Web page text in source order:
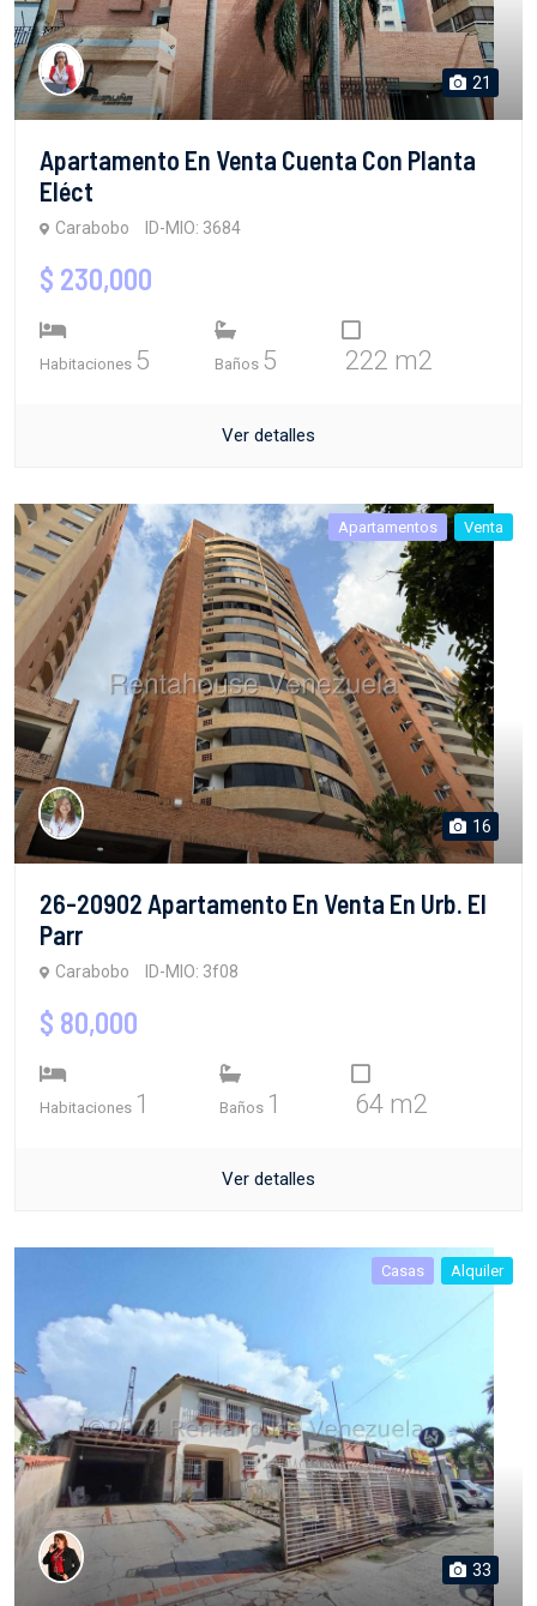
21
Apartamento En Venta Cuenta Con Planta
Eléct
Carabobo ID-MIO: 3684
$ 230,000
Habitaciones 5 Baños 5 222 m2
Ver detalles
Apartamentos Venta
16
26-20902 Apartamento En Venta En Urb. El
Parr
Carabobo ID-MIO: 3f08
$ 80,000
Habitaciones 1 Baños 1 64 m2
Ver detalles
Casas Alquiler
33